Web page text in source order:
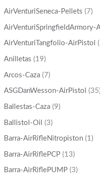
AirVenturiSeneca-Pellets (7)
AirVenturiSpringfieldArmory-
AirVenturiTangfolio-AirPistol
Anilletas (19)
Arcos-Caza (7)
ASGDanWesson-AirPistol
Ballestas-Caza (9)
Ballistol-Oil (3)
Barra-AirRifleNitropiston (1)
Barra-AirRiflePCP (13)
Barra-AirRiflePUMP (3)